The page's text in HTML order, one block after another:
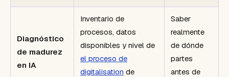
Diagnóstico
de madurez
en IA
Inventario de
procesos, datos
disponibles y nivel de
el proceso de
digitalisation de
Saber
realmente
de dónde
partes
antes de